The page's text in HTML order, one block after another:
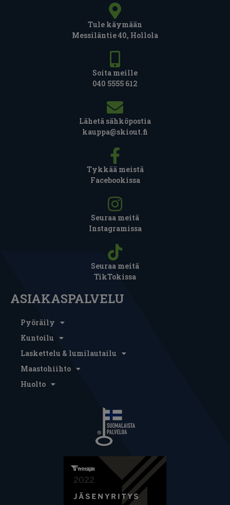
Tule käymään
Messiläntie 40, Hollola
Soita meille
040 5555 612
Lähetä sähköpostia
kauppa@skiout.fi
Tykkää meistä
Facebookissa
Seuraa meitä
Instagramissa
Seuraa meitä
TikTokissa
ASIAKASPALVELU
Pyöräily
Kuntoilu
Laskettelu & lumilautailu
Maastohiihto
Huolto